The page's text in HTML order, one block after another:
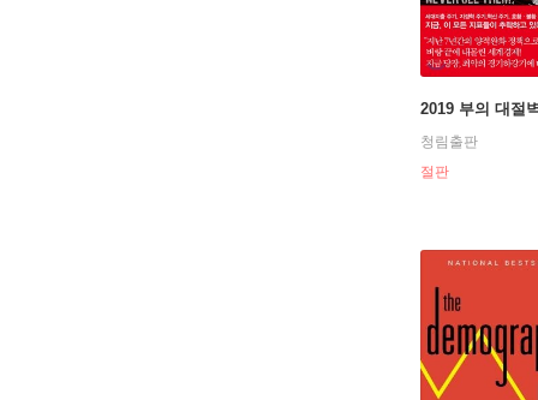
2019 부의 대절
청림출판
절판